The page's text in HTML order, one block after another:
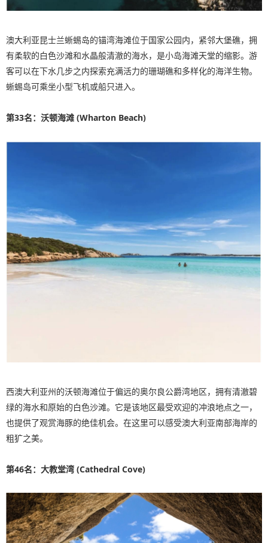
澳大利亚昆士兰蜥蜴岛的锚湾海滩位于国家公园内，紧邻大堡礁，拥
有柔软的白色沙滩和水晶般清澈的海水，是小岛海滩天堂的缩影。游
客可以在下水几步之内探索充满活力的珊瑚礁和多样化的海洋生物。
蜥蜴岛可乘坐小型飞机或船只进入。
第33名：沃顿海滩 (Wharton Beach)
西澳大利亚州的沃顿海滩位于偏远的奥尔良公爵湾地区，拥有清澈碧
绿的海水和原始的白色沙滩。它是该地区最受欢迎的冲浪地点之一，
也提供了观赏海豚的绝佳机会。在这里可以感受澳大利亚南部海岸的
粗犷之美。
第46名：大教堂湾 (Cathedral Cove)